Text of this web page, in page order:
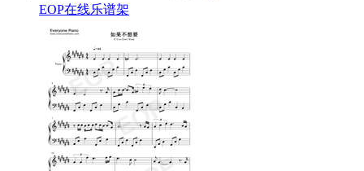
梦想太无聊
抓不住你的心跳
如果不想要 就不要
能这样简单多好
爱也爱够了
伤痛太无聊 不要
不想再见
却又回到原点
掩饰不了双眼流落的思念
爱是无路可逃
EOP在线乐谱架